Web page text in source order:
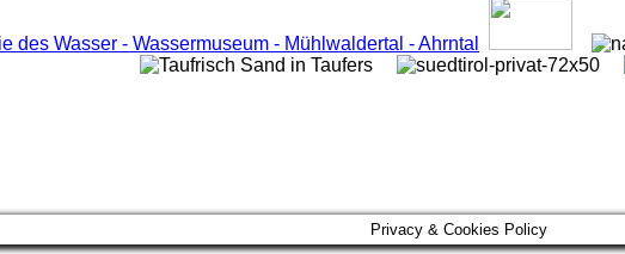
Privacy & Cookies Policy